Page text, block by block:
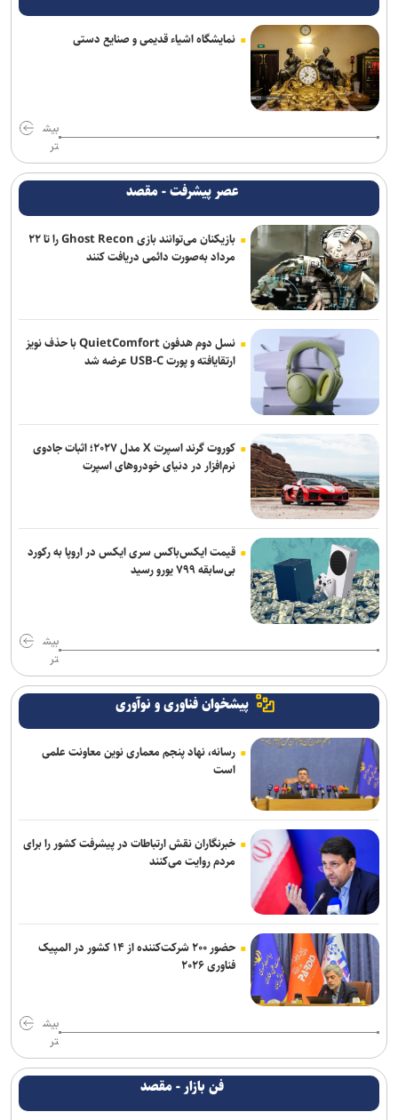
ناکامی نماینده ایران در مسابقات ورزش های خیابانی
اژدهاکش به پرسپولیس پیوست
مخالفت زارع با انتقال بازیکنان ملوان به پرسپولیس
دنیامالی: مشتاق دیدار دوستانه ایران و آذربایجان هستیم+فیلم
احسان پهلوان به فجر شهیدسپاسی پیوست
صادقی سرمربی ساپیا شد
واکنش باشگاه استقلال خوزستان به درگیری مدیرعامل و اعضای هیات
مدیره
نمایشگاه اشیاء قدیمی و صنایع دستی
بیش
تر
عصر پیشرفت - مقصد
بازیکنان می‌توانند بازی Ghost Recon را تا ۲۲
مرداد به‌صورت دائمی دریافت کنند
نسل دوم هدفون QuietComfort با حذف نویز
ارتقایافته و پورت USB-C عرضه شد
کوروت گرند اسپرت X مدل ۲۰۲۷؛ اثبات جادوی
نرم‌افزار در دنیای خودروهای اسپرت
قیمت ایکس‌باکس سری ایکس در اروپا به رکورد
بی‌سابقه ۷۹۹ یورو رسید
بیش
تر
پیشخوان فناوری و نوآوری
رسانه، نهاد پنجم معماری نوین معاونت علمی
است
خبرنگاران نقش ارتباطات در پیشرفت کشور را برای
مردم روایت می‌کنند
حضور ۲۰۰ شرکت‌کننده از ۱۴ کشور در المپیک
فناوری ۲۰۲۶
بیش
تر
فن بازار - مقصد